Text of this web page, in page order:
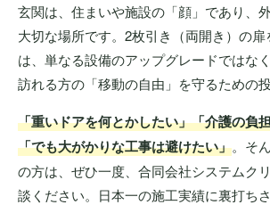
玄関は、住まいや施設の「顔」であり、
大切な場所です。2枚引き（両開き）の扉
は、単なる設備のアップグレードではな
訪れる方の「移動の自由」を守るための投
「重いドアを何とかしたい」「介護の負
「でも大がかりな工事は避けたい」。そ
の方は、ぜひ一度、合同会社システムク
談ください。日本一の施工実績に裏打ち